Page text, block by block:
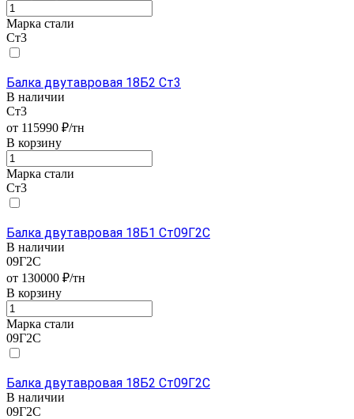
Марка стали
Ст3
Балка двутавровая 18Б2 Ст3
В наличии
Ст3
от 115990 ₽/тн
В корзину
Марка стали
Ст3
Балка двутавровая 18Б1 Ст09Г2С
В наличии
09Г2С
от 130000 ₽/тн
В корзину
Марка стали
09Г2С
Балка двутавровая 18Б2 Ст09Г2С
В наличии
09Г2С